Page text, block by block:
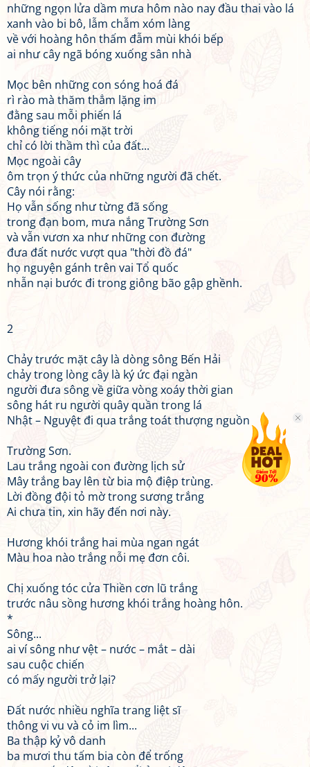
những ngọn lửa dầm mưa hôm nào nay đầu thai vào lá
xanh vào bi bô, lẫm chẫm xóm làng
về với hoàng hôn thấm đẫm mùi khói bếp
ai như cây ngã bóng xuống sân nhà
Mọc bên những con sóng hoá đá
rì rào mà thăm thẳm lặng im
đằng sau mỗi phiến lá
không tiếng nói mặt trời
chỉ có lời thầm thì của đất...
Mọc ngoài cây
ôm trọn ý thức của những người đã chết.
Cây nói rằng:
Họ vẫn sống như từng đã sống
trong đạn bom, mưa nắng Trường Sơn
và vẫn vươn xa như những con đường
đưa đất nước vượt qua "thời đồ đá"
họ nguyện gánh trên vai Tổ quốc
nhẫn nại bước đi trong giông bão gập ghềnh.
2
Chảy trước mặt cây là dòng sông Bến Hải
chảy trong lòng cây là ký ức đại ngàn
người đưa sông về giữa vòng xoáy thời gian
sông hát ru người quây quần trong lá
Nhật – Nguyệt đi qua trắng toát thượng nguồn
Trường Sơn.
Lau trắng ngoài con đường lịch sử
Mây trắng bay lên từ bia mộ điệp trùng.
Lời đồng đội tỏ mờ trong sương trắng
Ai chưa tin, xin hãy đến nơi này.
Hương khói trắng hai mùa ngan ngát
Màu hoa nào trắng nỗi mẹ đơn côi.
Chị xuống tóc cửa Thiền cơn lũ trắng
trước nâu sồng hương khói trắng hoàng hôn.
*
Sông...
ai ví sông như vệt – nước – mắt – dài
sau cuộc chiến
có mấy người trở lại?
Đất nước nhiều nghĩa trang liệt sĩ
thông vi vu và cỏ im lìm...
Ba thập kỷ vô danh
ba mươi thu tấm bia còn để trống